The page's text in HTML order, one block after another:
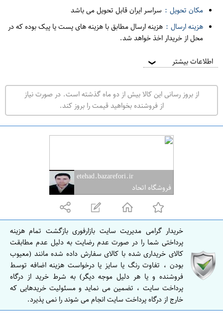
ف
ر
و
ت
ه
ر
ا
ص
ه
ا
ص
ف
ه
ا
ن
مکان تحویل : سراسر ایران قابل تحویل می باشد
هزینه ارسال : هزینه ارسال مطابق با هزینه های پست یا پیک بوده که در
محل از خریدار اخذ خواهد شد.
اطلاعات بیشتر ❯
از بروز رسانی این کالا بیش از دو ماه گذشته است. در صورت نیاز
از فروشنده بخواهید قیمت را بروز کند.
etehad.bazarefori.ir
فروشگاه اتحاد
خریدار گرامی مدیریت سایت بازارفوری بازگشت تمام هزینه
پرداختی شما را در صورت عدم رضایت به دلیل عدم مطابقت
کالای خریداری شده با کالای سفارش داده شده مانند (معیوب
بودن ، تفاوت رنگ یا سایز یا درخواست هزینه اضافه توسط
فروشنده و یا هر دلیل موجه دیگر) به شرط خرید از درگاه
پرداخت سایت ، تضمین می نماید و مسئولیت خریدهایی که
خارج از درگاه پرداخت سایت انجام می شوند را نمی پذیرد.